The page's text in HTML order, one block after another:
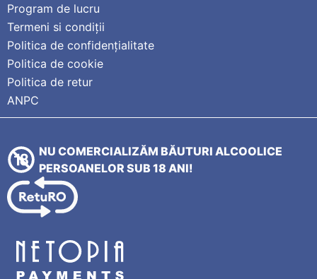
Program de lucru
Termeni si condiții
Politica de confidențialitate
Politica de cookie
Politica de retur
ANPC
NU COMERCIALIZĂM BĂUTURI ALCOOLICE
PERSOANELOR SUB 18 ANI!